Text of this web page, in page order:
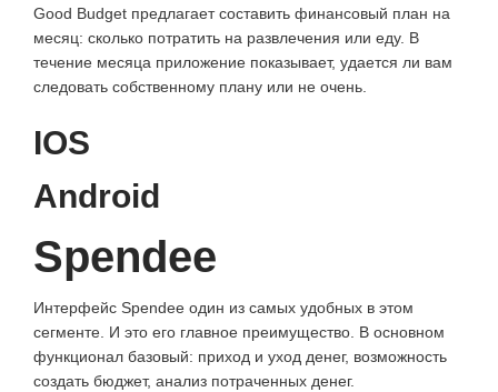
Good Budget предлагает составить финансовый план на
месяц: сколько потратить на развлечения или еду. В
течение месяца приложение показывает, удается ли вам
следовать собственному плану или не очень.
IOS
Android
Spendee
Интерфейс Spendee один из самых удобных в этом
сегменте. И это его главное преимущество. В основном
функционал базовый: приход и уход денег, возможность
создать бюджет, анализ потраченных денег.